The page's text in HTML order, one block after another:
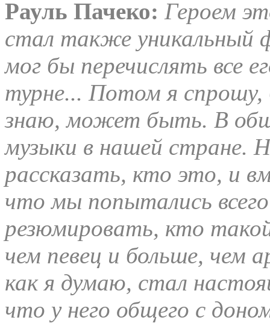
Рауль Пачеко: Героем
стал также уникальный
мог бы перечислять все
турне... Потом я
знаю, может быть. В
музыки в нашей стране.
рассказать, кто это, и
что мы попытались
резюмировать, кто
чем певец и больше, чем
как я думаю, стал
что у него общего с